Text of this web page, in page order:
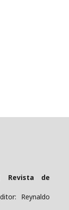
Revista de
Reynaldo